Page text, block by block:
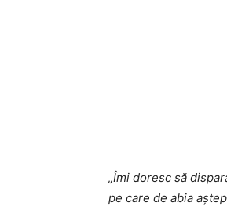
„Îmi doresc să
pe care de abia